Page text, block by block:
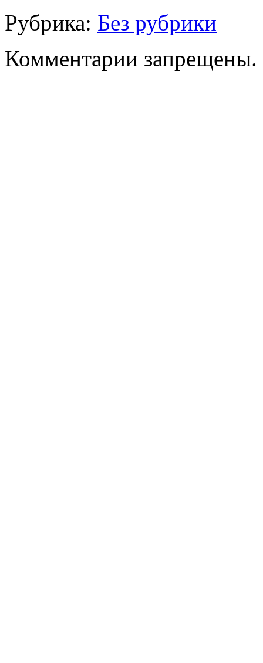
Рубрика: Без рубрики
Комментарии запрещены.